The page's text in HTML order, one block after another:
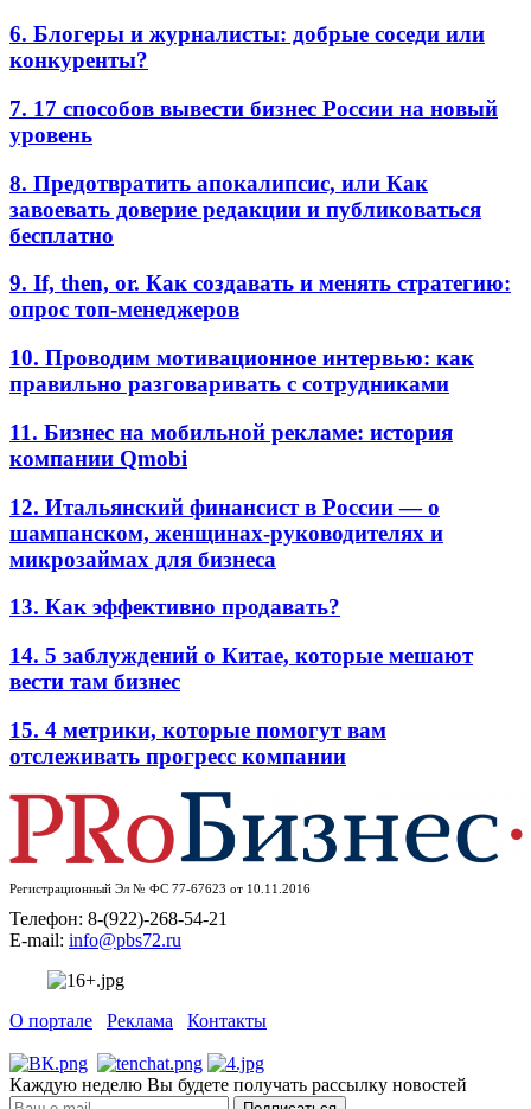
6. Блогеры и журналисты: добрые соседи или
конкуренты?
7. 17 способов вывести бизнес России на новый
уровень
8. Предотвратить апокалипсис, или Как
завоевать доверие редакции и публиковаться
бесплатно
9. If, then, or. Как создавать и менять стратегию:
опрос топ-менеджеров
10. Проводим мотивационное интервью: как
правильно разговаривать с сотрудниками
11. Бизнес на мобильной рекламе: история
компании Qmobi
12. Итальянский финансист в России — о
шампанском, женщинах-руководителях и
микрозаймах для бизнеса
13. Как эффективно продавать?
14. 5 заблуждений о Китае, которые мешают
вести там бизнес
15. 4 метрики, которые помогут вам
отслеживать прогресс компании
Регистрационный Эл № ФС 77-67623 от 10.11.2016
Телефон: 8-(922)-268-54-21
E-mail: info@pbs72.ru
О портале Реклама Контакты
Каждую неделю Вы будете получать рассылку новостей